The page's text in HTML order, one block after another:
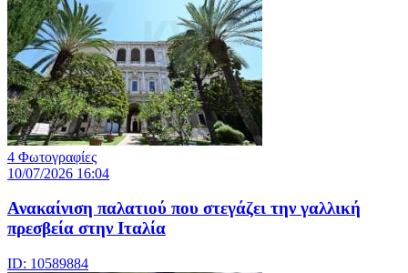
4 Φωτογραφίες
10/07/2026 16:04
Ανακαίνιση παλατιού που στεγάζει την γαλλική
πρεσβεία στην Ιταλία
ID: 10589884